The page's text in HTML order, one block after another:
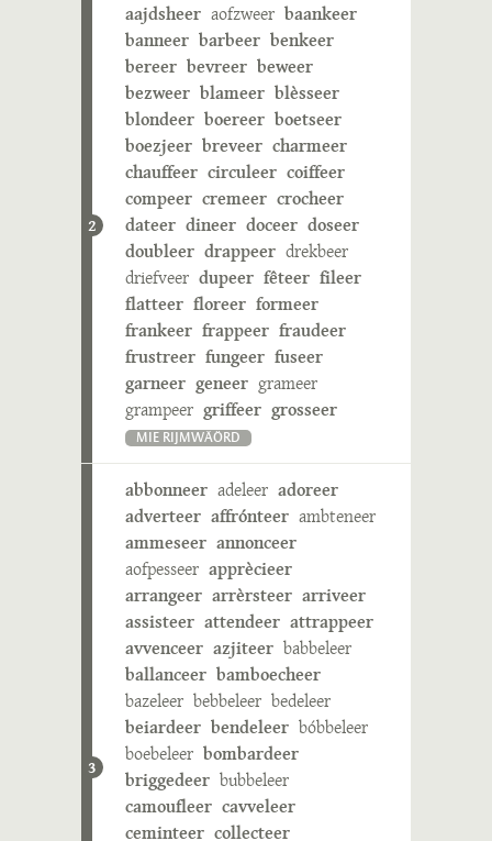
2
aajdsheer aofzweer baankeer
banneer barbeer benkeer
bereer bevreer beweer
bezweer blameer blèsseer
blondeer boereer boetseer
boezjeer breveer charmeer
chauffeer circuleer coiffeer
compeer cremeer crocheer
dateer dineer doceer doseer
doubleer drappeer drekbeer
driefveer dupeer fêteer fileer
flatteer floreer formeer
frankeer frappeer fraudeer
frustreer fungeer fuseer
garneer geneer grameer
grampeer griffeer grosseer
MIE RIJMWÄÖRD
3
abbonneer adeleer adoreer
adverteer affrónteer ambteneer
ammeseer annonceer
aofpesseer apprècieer
arrangeer arrèrsteer arriveer
assisteer attendeer attrappeer
avvenceer azjiteer babbeleer
ballanceer bamboecheer
bazeleer bebbeleer bedeleer
beiardeer bendeleer bóbbeleer
boebeleer bombardeer
briggedeer bubbeleer
camoufleer cavveleer
ceminteer collecteer